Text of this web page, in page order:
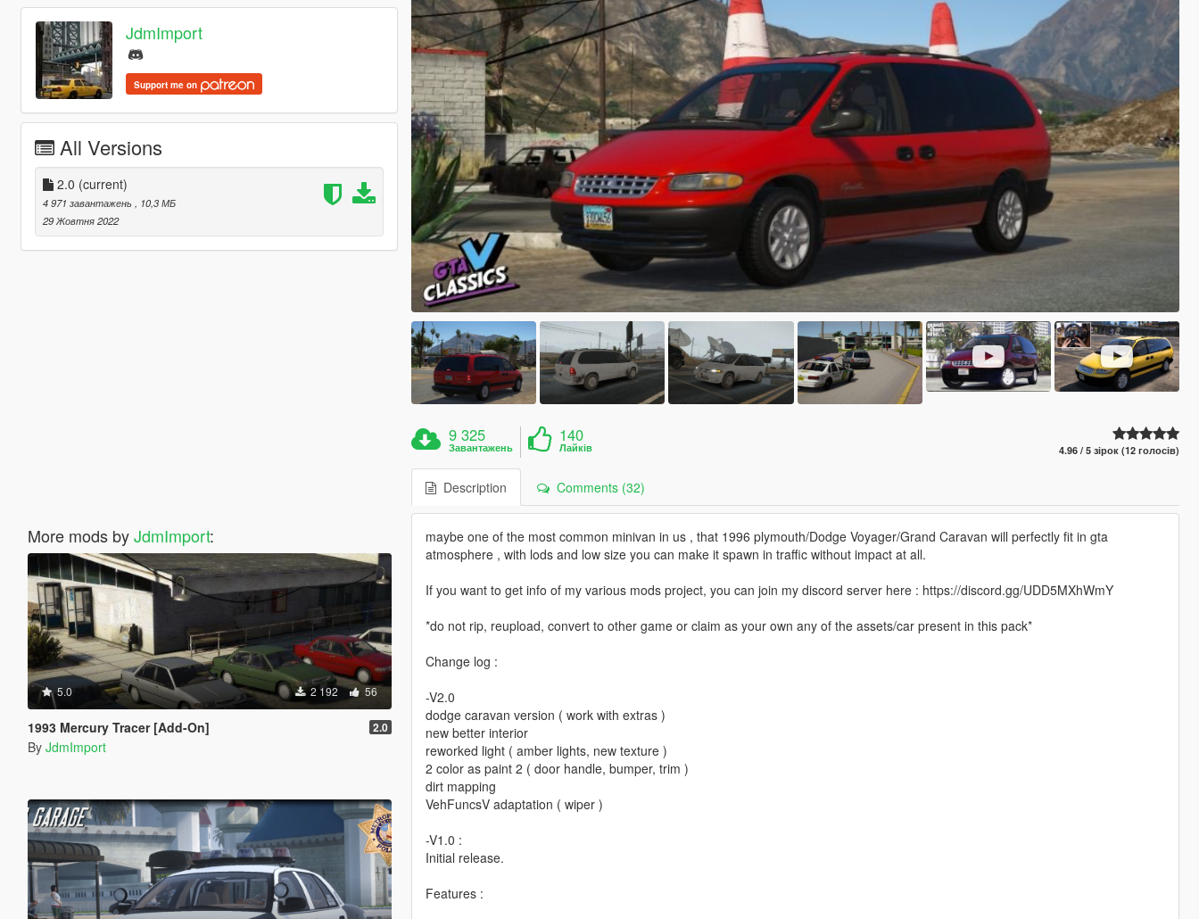
JdmImport
Support me on
All Versions
2.0 (current)
4 971 завантажень
, 10,3 МБ
29 Жовтня 2022
More mods byJdmImport:
5.0 2 192 56
1993 Mercury Tracer [Add-On] 2.0
By JdmImport
9 325
Завантажень
140
Лайків 4.96 / 5 зірок (12 голосів)
Description Comments (32)
maybe one of the most common minivan in us , that 1996 plymouth/Dodge Voyager/Grand Caravan will perfectly fit in gta
atmosphere , with lods and low size you can make it spawn in traffic without impact at all.
If you want to get info of my various mods project, you can join my discord server here : https://discord.gg/UDD5MXhWmY
*do not rip, reupload, convert to other game or claim as your own any of the assets/car present in this pack*
Change log :
-V2.0
dodge caravan version ( work with extras )
new better interior
reworked light ( amber lights, new texture )
2 color as paint 2 ( door handle, bumper, trim )
dirt mapping
VehFuncsV adaptation ( wiper )
-V1.0 :
Initial release.
Features :